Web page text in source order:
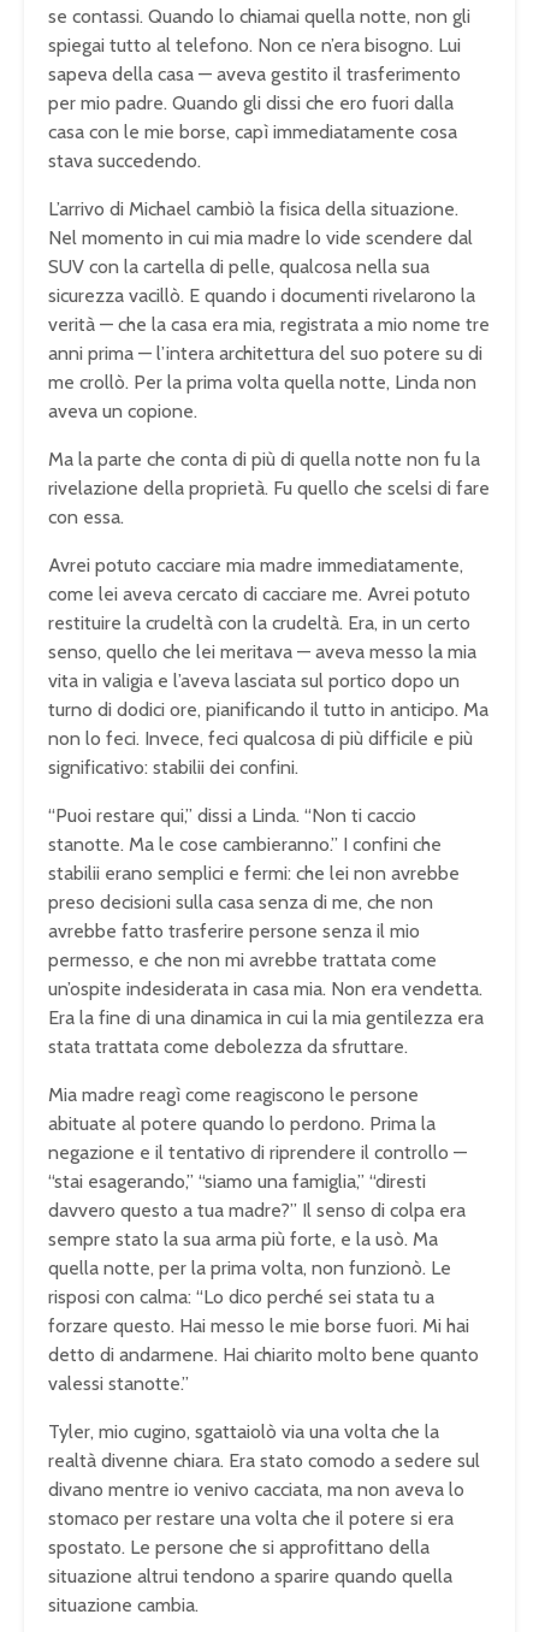
se contassi. Quando lo chiamai quella notte, non gli
spiegai tutto al telefono. Non ce n’era bisogno. Lui
sapeva della casa — aveva gestito il trasferimento
per mio padre. Quando gli dissi che ero fuori dalla
casa con le mie borse, capì immediatamente cosa
stava succedendo.
L’arrivo di Michael cambiò la fisica della situazione.
Nel momento in cui mia madre lo vide scendere dal
SUV con la cartella di pelle, qualcosa nella sua
sicurezza vacillò. E quando i documenti rivelarono la
verità — che la casa era mia, registrata a mio nome tre
anni prima — l’intera architettura del suo potere su di
me crollò. Per la prima volta quella notte, Linda non
aveva un copione.
Ma la parte che conta di più di quella notte non fu la
rivelazione della proprietà. Fu quello che scelsi di fare
con essa.
Avrei potuto cacciare mia madre immediatamente,
come lei aveva cercato di cacciare me. Avrei potuto
restituire la crudeltà con la crudeltà. Era, in un certo
senso, quello che lei meritava — aveva messo la mia
vita in valigia e l’aveva lasciata sul portico dopo un
turno di dodici ore, pianificando il tutto in anticipo. Ma
non lo feci. Invece, feci qualcosa di più difficile e più
significativo: stabilii dei confini.
“Puoi restare qui,” dissi a Linda. “Non ti caccio
stanotte. Ma le cose cambieranno.” I confini che
stabilii erano semplici e fermi: che lei non avrebbe
preso decisioni sulla casa senza di me, che non
avrebbe fatto trasferire persone senza il mio
permesso, e che non mi avrebbe trattata come
un’ospite indesiderata in casa mia. Non era vendetta.
Era la fine di una dinamica in cui la mia gentilezza era
stata trattata come debolezza da sfruttare.
Mia madre reagì come reagiscono le persone
abituate al potere quando lo perdono. Prima la
negazione e il tentativo di riprendere il controllo —
“stai esagerando,” “siamo una famiglia,” “diresti
davvero questo a tua madre?” Il senso di colpa era
sempre stato la sua arma più forte, e la usò. Ma
quella notte, per la prima volta, non funzionò. Le
risposi con calma: “Lo dico perché sei stata tu a
forzare questo. Hai messo le mie borse fuori. Mi hai
detto di andarmene. Hai chiarito molto bene quanto
valessi stanotte.”
Tyler, mio cugino, sgattaiolò via una volta che la
realtà divenne chiara. Era stato comodo a sedere sul
divano mentre io venivo cacciata, ma non aveva lo
stomaco per restare una volta che il potere si era
spostato. Le persone che si approfittano della
situazione altrui tendono a sparire quando quella
situazione cambia.